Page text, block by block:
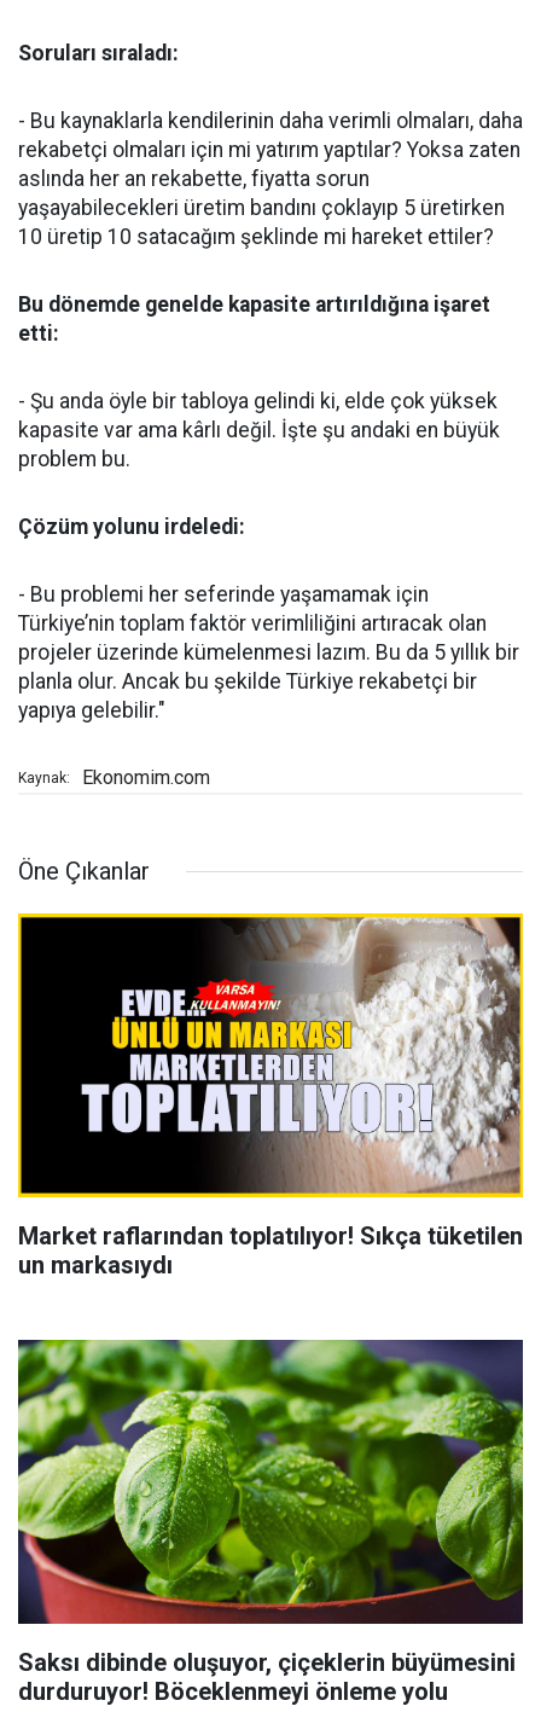
Soruları sıraladı:
- Bu kaynaklarla kendilerinin daha verimli olmaları, daha
rekabetçi olmaları için mi yatırım yaptılar? Yoksa zaten
aslında her an rekabette, fiyatta sorun
yaşayabilecekleri üretim bandını çoklayıp 5 üretirken
10 üretip 10 satacağım şeklinde mi hareket ettiler?
Bu dönemde genelde kapasite artırıldığına işaret
etti:
- Şu anda öyle bir tabloya gelindi ki, elde çok yüksek
kapasite var ama kârlı değil. İşte şu andaki en büyük
problem bu.
Çözüm yolunu irdeledi:
- Bu problemi her seferinde yaşamamak için
Türkiye’nin toplam faktör verimliliğini artıracak olan
projeler üzerinde kümelenmesi lazım. Bu da 5 yıllık bir
planla olur. Ancak bu şekilde Türkiye rekabetçi bir
yapıya gelebilir."
Kaynak: Ekonomim.com
Öne Çıkanlar
Market raflarından toplatılıyor! Sıkça tüketilen
un markasıydı
Saksı dibinde oluşuyor, çiçeklerin büyümesini
durduruyor! Böceklenmeyi önleme yolu